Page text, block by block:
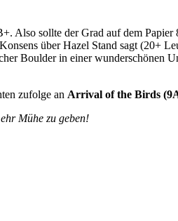
Also sollte der Grad auf dem
über Hazel Stand sagt (20+
Boulder in einer wunderschönen
zufolge an Arrival of the Birds
Mühe zu geben!